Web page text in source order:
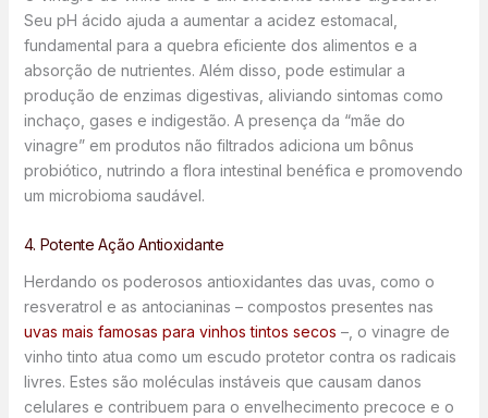
Seu pH ácido ajuda a aumentar a acidez estomacal,
fundamental para a quebra eficiente dos alimentos e a
absorção de nutrientes. Além disso, pode estimular a
produção de enzimas digestivas, aliviando sintomas como
inchaço, gases e indigestão. A presença da “mãe do
vinagre” em produtos não filtrados adiciona um bônus
probiótico, nutrindo a flora intestinal benéfica e promovendo
um microbioma saudável.
4. Potente Ação Antioxidante
Herdando os poderosos antioxidantes das uvas, como o
resveratrol e as antocianinas – compostos presentes nas
uvas mais famosas para vinhos tintos secos –, o vinagre de
vinho tinto atua como um escudo protetor contra os radicais
livres. Estes são moléculas instáveis que causam danos
celulares e contribuem para o envelhecimento precoce e o